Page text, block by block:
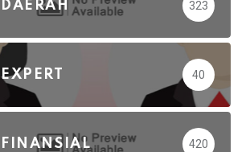
DAERAH 323
EXPERT 40
FINANSIAL 420